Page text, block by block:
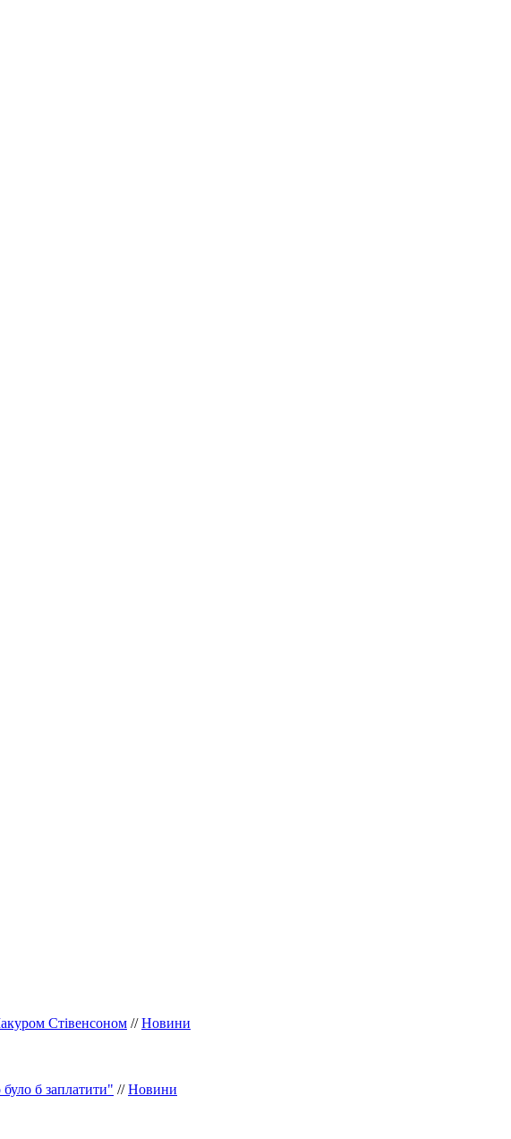
Стівенсоном //Новини
б заплатити" //Новини